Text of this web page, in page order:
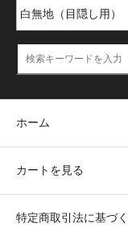
ホーム
カートを見る
特定商取引法に基づ